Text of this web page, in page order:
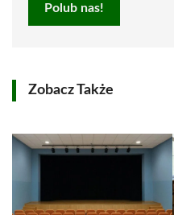
Polub nas!
Zobacz Także